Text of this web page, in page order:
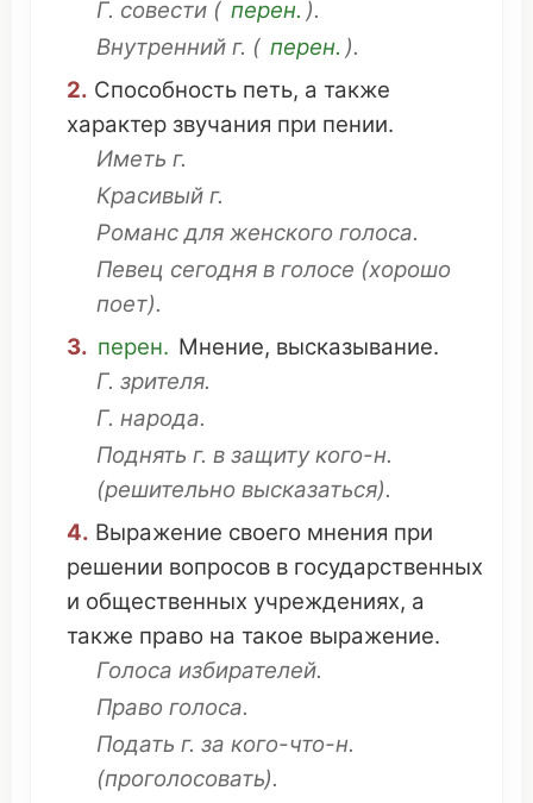
Г. совести ( перен. ).
Внутренний г. ( перен. ).
2. Способность петь, а также
характер звучания при пении.
Иметь г.
Красивый г.
Романсдля женского голоса.
Певец сегодня в голосе (хорошо
поет).
3. перен. Мнение, высказывание.
Г. зрителя.
Г. народа.
Поднять г. в защитукого-н.
(решительно высказаться).
4. Выражение своего мнения при
решении вопросов в государственных
и общественных учреждениях, а
также право на такое выражение.
Голоса избирателей.
Право голоса.
Подать г. за кого-что-н.
(проголосовать).